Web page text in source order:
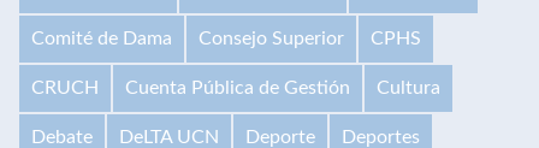
Comité de Dama Consejo Superior CPHS
CRUCH Cuenta Pública de Gestión Cultura
Debate DeLTA UCN Deporte Deportes